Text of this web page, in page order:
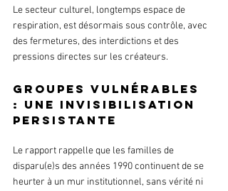
Le secteur culturel, longtemps espace de
respiration, est désormais sous contrôle, avec
des fermetures, des interdictions et des
pressions directes sur les créateurs.
Groupes vulnérables
: une invisibilisation
persistante
Le rapport rappelle que les familles de
disparu(e)s des années 1990 continuent de se
heurter à un mur institutionnel, sans vérité ni